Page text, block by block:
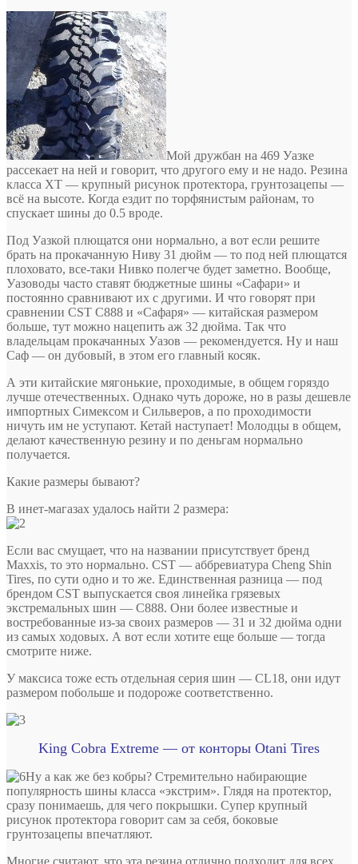
Мой дружбан на 469 Уазке
рассекает на ней и говорит, что другого ему и не надо. Резина
класса XT — крупный рисунок протектора, грунтозацепы —
всё на высоте. Когда ездит по торфянистым районам, то
спускает шины до 0.5 вроде.
Под Уазкой плющатся они нормально, а вот если решите
брать на прокачанную Ниву 31 дюйм — то под ней плющатся
плоховато, все-таки Нивко полегче будет заметно. Вообще,
Уазоводы часто ставят бюджетные шины «Сафари» и
постоянно сравнивают их с другими. И что говорят при
сравнении CST C888 и «Сафаря» — китайская размером
больше, тут можно нацепить аж 32 дюйма. Так что
владельцам прокачанных Уазов — рекомендуется. Ну и наш
Саф — он дубовый, в этом его главный косяк.
А эти китайские мягонькие, проходимые, в общем горяздо
лучше отечественных. Однако чуть дороже, но в разы дешевле
импортных Симексом и Сильверов, а по проходимости
ничуть им не уступают. Кетай наступает! Молодцы в общем,
делают качественную резину и по деньгам нормально
получается.
Какие размеры бывают?
В инет-магазах удалось найти 2 размера:
Если вас смущает, что на названии присутствует бренд
Maxxis, то это нормально. CST — аббревиатура Cheng Shin
Tires, по сути одно и то же. Единственная разница — под
брендом CST выпускается своя линейка грязевых
экстремальных шин — C888. Они более известные и
востребованные из-за своих размеров — 31 и 32 дюйма одни
из самых ходовых. А вот если хотите еще больше — тогда
смотрите ниже.
У максиса тоже есть отдельная серия шин — CL18, они идут
размером побольше и подороже соответственно.
King Cobra Extreme — от конторы Otani Tires
Ну а как же без кобры? Стремительно набирающие
популярность шины класса «экстрим». Глядя на протектор,
сразу понимаешь, для чего покрышки. Супер крупный
рисунок протектора говорит сам за себя, боковые
грунтозацепы впечатляют.
Многие считают, что эта резина отлично подходит для всех